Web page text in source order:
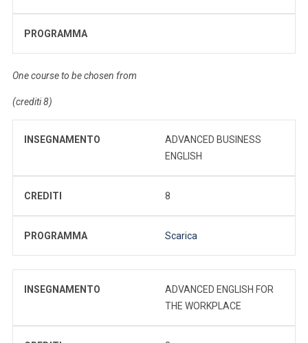
PROGRAMMA
One course to be chosen from
(crediti 8)
INSEGNAMENTO
ADVANCED BUSINESS
ENGLISH
CREDITI 8
PROGRAMMA Scarica
INSEGNAMENTO
ADVANCED ENGLISH FOR
THE WORKPLACE